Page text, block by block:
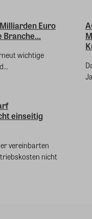
Euro
Branche...
wichtige
einseitig
vereinbarten
nicht